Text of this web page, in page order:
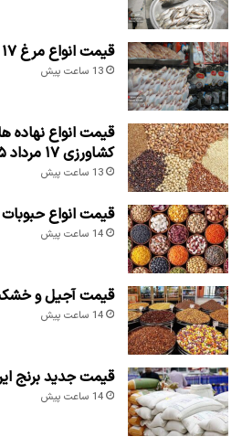
قیمت انواع مرغ ۱۷ مرداد ۱۴۰۵
13 ساعت پیش
قیمت انواع
کشاورزی ۱۷ مرداد ۱۴۰۵
13 ساعت پیش
قیمت انواع حبوبات ۱۷ مرداد
14 ساعت پیش
قیمت آجیل و خشکبار ۱۷
14 ساعت پیش
قیمت جدید برنج
14 ساعت پیش